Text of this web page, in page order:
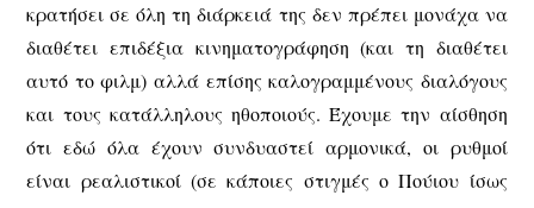
κρατήσει σε όλη τη διάρκειά της δεν πρέπει μονάχα να
διαθέτει επιδέξια κινηματογράφηση (και τη διαθέτει
αυτό το φιλμ) αλλά επίσης καλογραμμένους διαλόγους
και τους κατάλληλους ηθοποιούς. Έχουμε την αίσθηση
ότι εδώ όλα έχουν συνδυαστεί αρμονικά, οι ρυθμοί
είναι ρεαλιστικοί (σε κάποιες στιγμές ο Πούιου ίσως